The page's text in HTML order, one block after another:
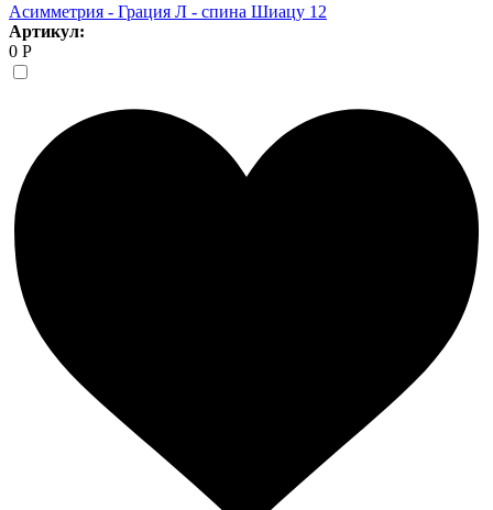
Асимметрия - Грация Л - спина Шиацу 12
Артикул:
0 Р